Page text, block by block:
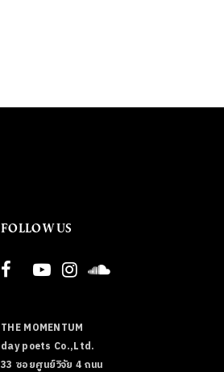
FOLLOW US
THE MOMENTUM
day poets Co.,Ltd.
33 ซอยศูนย์วิจัย 4 ถนน